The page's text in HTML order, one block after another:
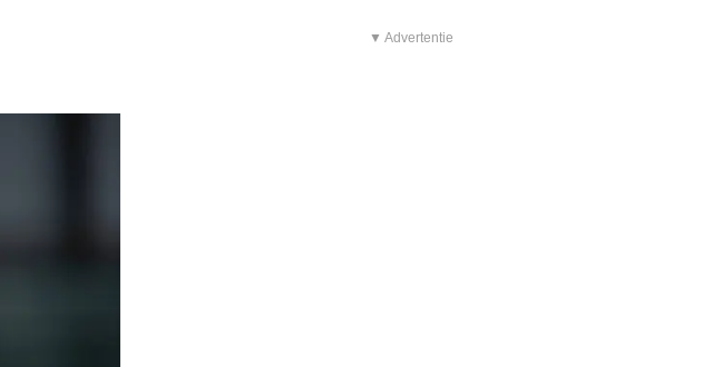
▼ Advertentie